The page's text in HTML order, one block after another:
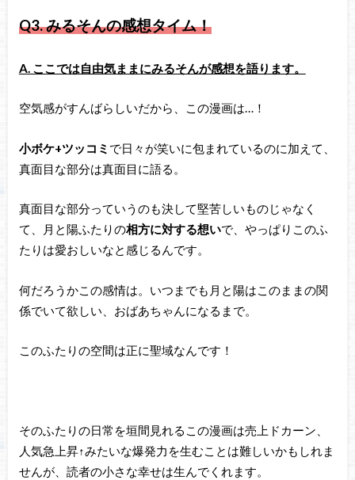
Q3.みるそんの感想タイム！
A. ここでは自由気ままにみるそんが感想を語ります。
空気感がすんばらしいだから、この漫画は…！
小ボケ+ツッコミ で日々が笑いに包まれているのに加えて、
真面目な部分は真面目に語る。
真面目な部分っていうのも決して堅苦しいものじゃなく
て、月と陽ふたりの相方に対する想いで、やっぱりこのふ
たりは愛おしいなと感じるんです。
何だろうかこの感情は。いつまでも月と陽はこのままの関
係でいて欲しい、おばあちゃんになるまで。
このふたりの空間は正に聖域なんです！
そのふたりの日常を垣間見れるこの漫画は売上ドカーン、
人気急上昇↑みたいな爆発力を生むことは難しいかもしれま
せんが、読者の小さな幸せは生んでくれます。